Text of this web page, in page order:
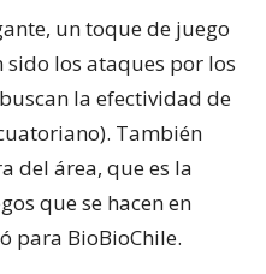
un toque de juego
los ataques por los
la efectividad de
También
del área, que es la
que se hacen en
para BioBioChile.